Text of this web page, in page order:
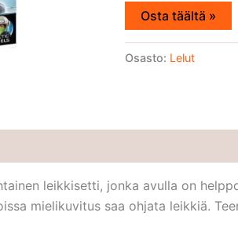
Osta täältä »
Osasto: Lelut
leikkisetti, jonka avulla on
mielikuvitus saa ohjata leikkiä.